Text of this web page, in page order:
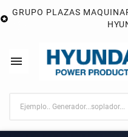

GRUPO PLAZAS
